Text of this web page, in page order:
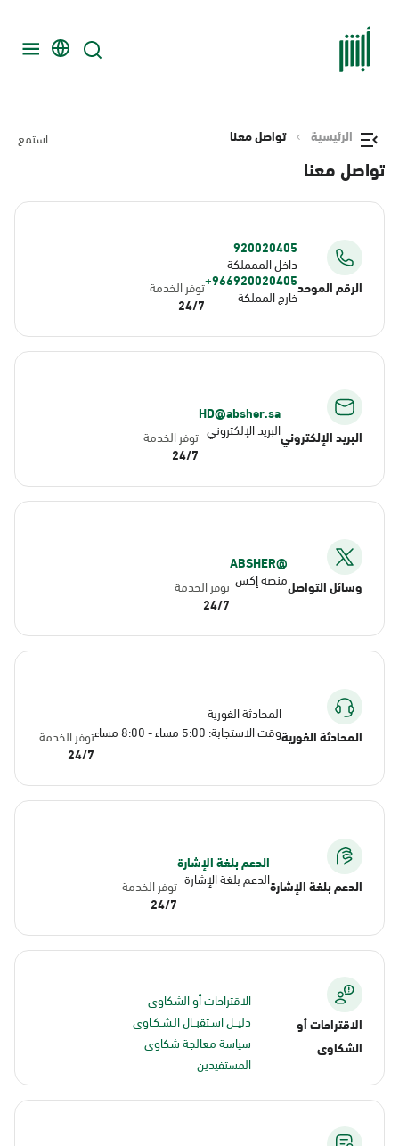
الرئيسية تواصل معنا استمع
تواصل معنا
الرقم الموحد
920020405
داخل الممملكة
966920020405+
خارج المملكة توفر الخدمة
24/7
البريد الإلكتروني
HD@absher.sa
البريد الإلكتروني توفر الخدمة
24/7
وسائل التواصل
@ABSHER
منصة إكس توفر الخدمة
24/7
المحادثة الفورية
المحادثة الفورية
وقت الاستجابة: 5:00 مساء - 8:00 مساء
توفر الخدمة
24/7
الدعم بلغة الإشارة
الدعم بلغة الإشارة
الدعم بلغة الإشارة توفر الخدمة
24/7
الاقتراحات أو
الشكاوى
الاقتراحات أو الشكاوى
دليــل اسـتقبــال الـشـكـاوى
سياسة معالجة شكاوى
المستفيدين